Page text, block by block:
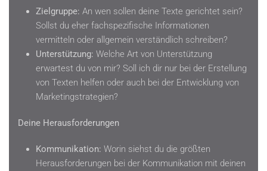
Zielgruppe: An wen sollen deine Texte gerichtet sein?
Sollst du eher fachspezifische Informationen
vermitteln oder allgemein verständlich schreiben?
Unterstützung: Welche Art von Unterstützung
erwartest du von mir? Soll ich dir nur bei der Erstellung
von Texten helfen oder auch bei der Entwicklung von
Marketingstrategien?
Deine Herausforderungen
Kommunikation: Worin siehst du die größten
Herausforderungen bei der Kommunikation mit deinen